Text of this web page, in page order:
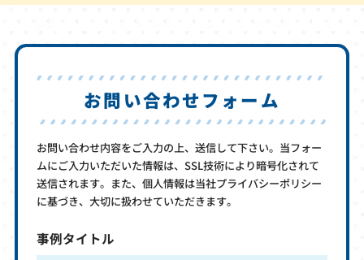
お問い合わせフォーム
お問い合わせ内容をご入力の上、送信して下さい。当フォー
ムにご入力いただいた情報は、SSL技術により暗号化されて
送信されます。また、個人情報は当社プライバシーポリシー
に基づき、大切に扱わせていただきます。
事例タイトル